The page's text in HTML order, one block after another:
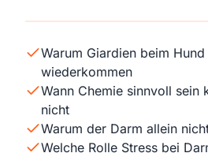
Warum Giardien beim
wiederkommen
Wann Chemie sinnvoll sein
nicht
Warum der Darm allein
Welche Rolle Stress bei